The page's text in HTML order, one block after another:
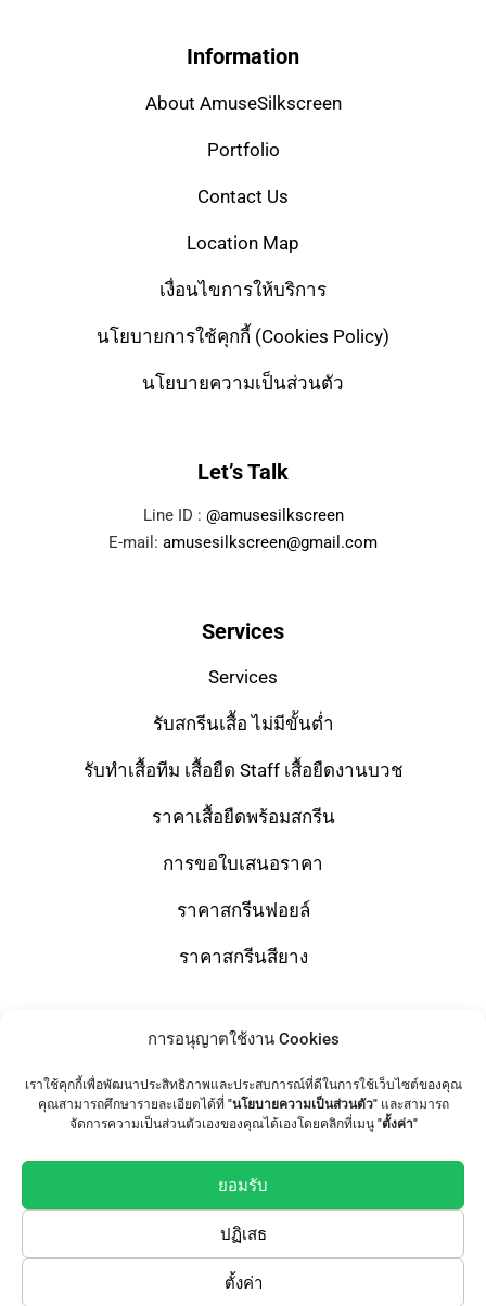
การอนุญาตใช้งาน Cookies
เราใช้คุกกี้เพื่อพัฒนาประสิทธิภาพและประสบการณ์ที่ดีในการใช้เว็บไซต์ของคุณ
คุณสามารถศึกษารายละเอียดได้ที่ "นโยบายความเป็นส่วนตัว"และสามารถ
จัดการความเป็นส่วนตัวเองของคุณได้เองโดยคลิกที่เมนู "ตั้งค่า"
ยอมรับ
ปฏิเสธ
ตั้งค่า
Information
About AmuseSilkscreen
Portfolio
Contact Us
Location Map
เงื่อนไขการให้บริการ
นโยบายการใช้คุกกี้ (Cookies Policy)
นโยบายความเป็นส่วนตัว
Let’s Talk
Line ID : @amusesilkscreen
E-mail: amusesilkscreen@gmail.com
Services
Services
รับสกรีนเสื้อ ไม่มีขั้นต่ำ
รับทำเสื้อทีม เสื้อยืด Staff เสื้อยืดงานบวช
ราคาเสื้อยืดพร้อมสกรีน
การขอใบเสนอราคา
ราคาสกรีนฟอยล์
ราคาสกรีนสียาง
Shop
T-Shirts
Tote Bag
เสื้อทีม / เสื้อแก๊งค์
Follow Us